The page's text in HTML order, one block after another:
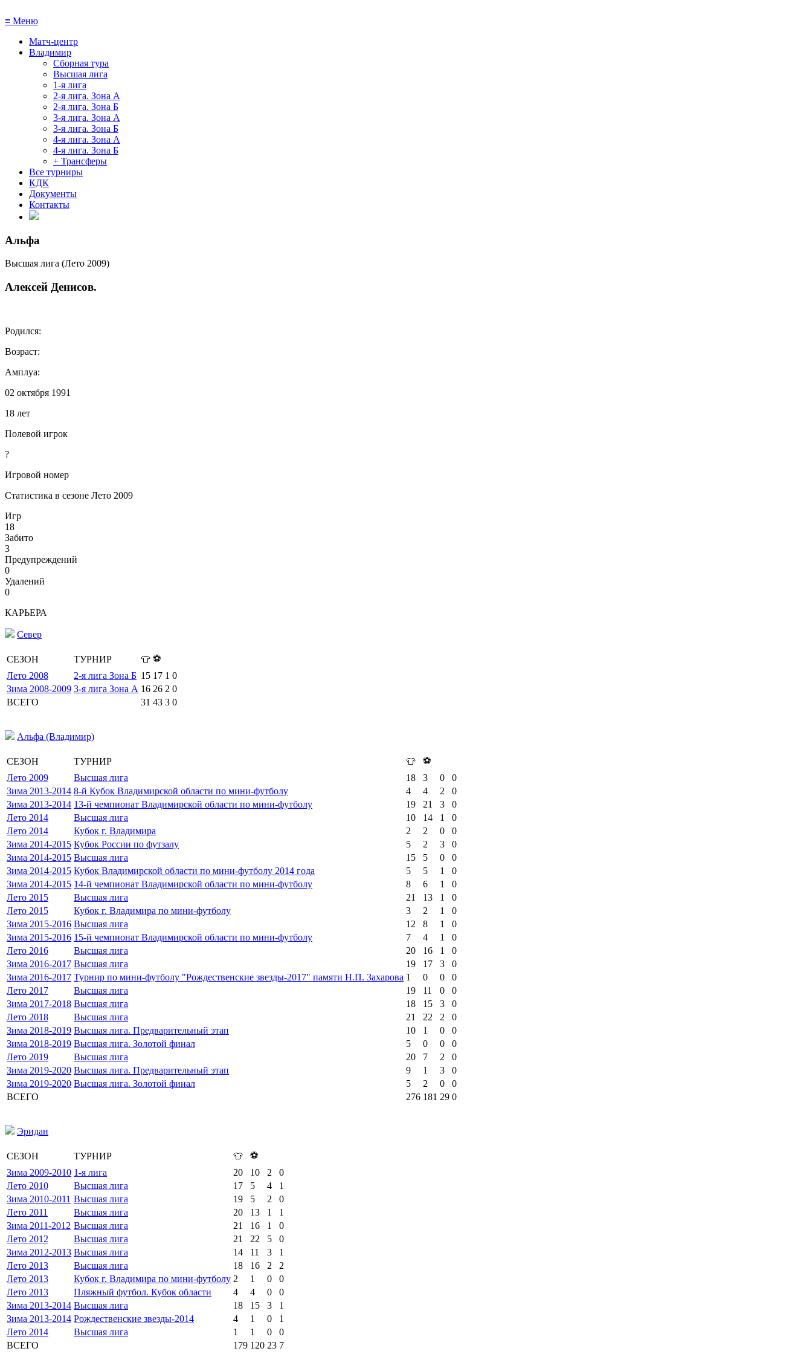
≡ Меню
Матч-центр
Владимир
Сборная тура
Высшая лига
1-я лига
2-я лига. Зона А
2-я лига. Зона Б
3-я лига. Зона А
3-я лига. Зона Б
4-я лига. Зона А
4-я лига. Зона Б
+ Трансферы
Все турниры
КДК
Документы
Контакты
Альфа
Высшая лига (Лето 2009)
Алексей Денисов.
Родился:
Возраст:
Амплуа:
02 октября 1991
18 лет
Полевой игрок
?
Игровой номер
Статистика в сезоне Лето 2009
Игр
18
Забито
3
Предупреждений
0
Удалений
0
КАРЬЕРА
Север
СЕЗОН ТУРНИР 👕 ⚽
Лето 2008
2-я лига Зона Б 15 17 1 0
Зима 2008-2009 3-я лига Зона А 16 26 2 0
ВСЕГО
31 43 3 0
Альфа (Владимир)
СЕЗОН ТУРНИР 👕
⚽
Лето 2009
Высшая лига 18 3 0
0
Зима 2013-2014 8-й Кубок Владимирской области по мини-футболу 4 4 2
0
Зима 2013-2014 13-й чемпионат Владимирской области по мини-футболу 19 21 3
0
Лето 2014
Высшая лига 10 14 1
0
Лето 2014
Кубок г. Владимира 2 2 0
0
Зима 2014-2015 Кубок России по футзалу 5 2 3
0
Зима 2014-2015 Высшая лига 15 5 0
0
Зима 2014-2015 Кубок Владимирской области по мини-футболу 2014 года 5 5 1
0
Зима 2014-2015 14-й чемпионат Владимирской области по мини-футболу 8 6 1
0
Лето 2015
Высшая лига 21 13 1
0
Лето 2015
Кубок г. Владимира по мини-футболу 3 2 1
0
Зима 2015-2016 Высшая лига 12 8 1
0
Зима 2015-2016 15-й чемпионат Владимирской области по мини-футболу 7 4 1
0
Лето 2016
Высшая лига 20 16 1
0
Зима 2016-2017 Высшая лига 19 17 3
0
Зима 2016-2017 Турнир по мини-футболу "Рождественские звезды-2017" памяти Н.П. Захарова 1 0 0
0
Лето 2017
Высшая лига 19 11 0
0
Зима 2017-2018 Высшая лига 18 15 3
0
Лето 2018
Высшая лига 21 22 2
0
Зима 2018-2019 Высшая лига. Предварительный этап 10 1 0
0
Зима 2018-2019 Высшая лига. Золотой финал 5 0 0
0
Лето 2019
Высшая лига 20 7 2
0
Зима 2019-2020 Высшая лига. Предварительный этап 9 1 3
0
Зима 2019-2020 Высшая лига. Золотой финал 5 2 0
0
ВСЕГО
276 181 29 0
Эридан
СЕЗОН ТУРНИР 👕
⚽
Зима 2009-2010 1-я лига 20 10 2
0
Лето 2010
Высшая лига 17 5 4
1
Зима 2010-2011 Высшая лига 19 5 2
0
Лето 2011
Высшая лига 20 13 1
1
Зима 2011-2012 Высшая лига 21 16 1
0
Лето 2012
Высшая лига 21 22 5
0
Зима 2012-2013 Высшая лига 14 11 3
1
Лето 2013
Высшая лига 18 16 2
2
Лето 2013
Кубок г. Владимира по мини-футболу 2 1 0
0
Лето 2013
Пляжный футбол. Кубок области 4 4 0
0
Зима 2013-2014 Высшая лига 18 15 3
1
Зима 2013-2014 Рождественские звезды-2014 4 1 0
1
Лето 2014
Высшая лига 1 1 0
0
ВСЕГО
179 120 23 7